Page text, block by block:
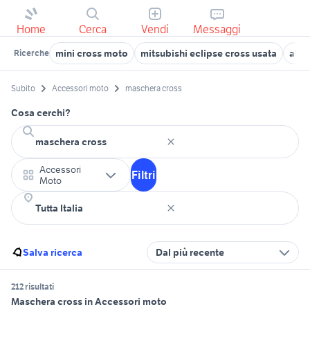
Home Cerca Vendi Messaggi
Ricerche mini cross moto mitsubishi eclipse cross usata
Subito Accessori moto maschera cross
Cosa cerchi?
Accessori
Moto
Filtri
Salva ricerca Dal più recente
212 risultati
Maschera cross in Accessori moto